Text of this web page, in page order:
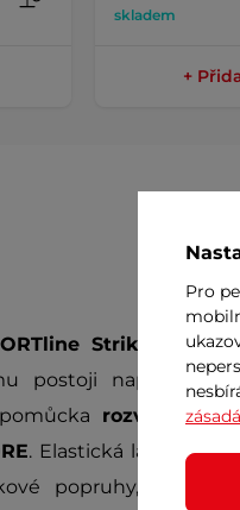
skladem
+
Striker
postoji například
rozvíjí sílu
. Elastická lana se
popruhy, které
Pro